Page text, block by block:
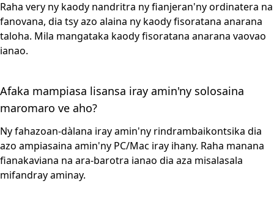
Raha very ny kaody nandritra ny fianjeran'ny ordinatera na
fanovana, dia tsy azo alaina ny kaody fisoratana anarana
taloha. Mila mangataka kaody fisoratana anarana vaovao
ianao.
Afaka mampiasa lisansa iray amin'ny solosaina
maromaro ve aho?
Ny fahazoan-dàlana iray amin'ny rindrambaikontsika dia
azo ampiasaina amin'ny PC/Mac iray ihany. Raha manana
fianakaviana na ara-barotra ianao dia aza misalasala
mifandray aminay.